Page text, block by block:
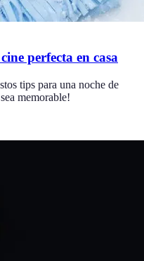
perfecta en casa
tips para una noche de
memorable!